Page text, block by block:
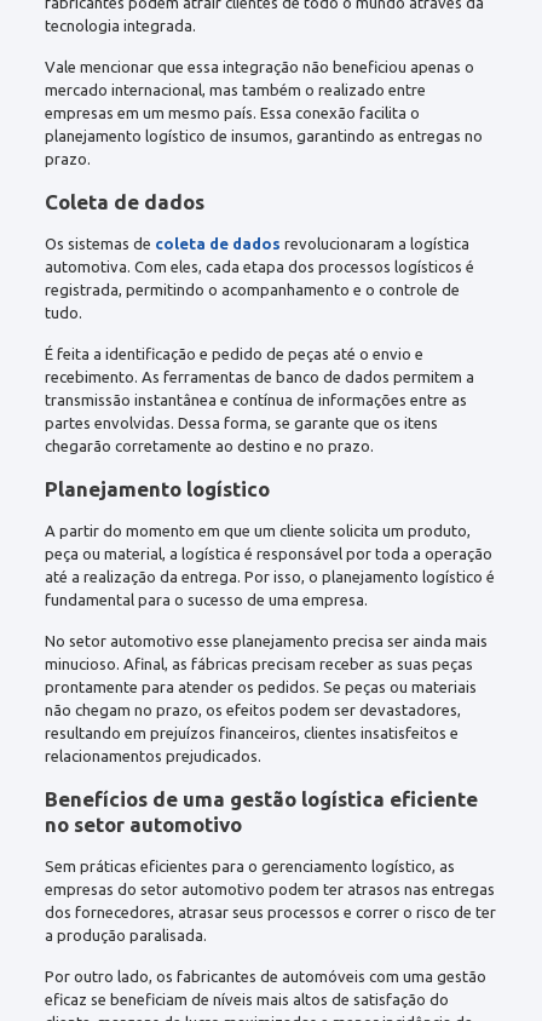
tecnologia integrada.
Vale mencionar que essa integração não beneficiou apenas o
mercado internacional, mas também o realizado entre
empresas em um mesmo país. Essa conexão facilita o
planejamento logístico de insumos, garantindo as entregas no
prazo.
Coleta de dados
Os sistemas de coleta de dados revolucionaram a logística
automotiva. Com eles, cada etapa dos processos logísticos é
registrada, permitindo o acompanhamento e o controle de
tudo.
É feita a identificação e pedido de peças até o envio e
recebimento. As ferramentas de banco de dados permitem a
transmissão instantânea e contínua de informações entre as
partes envolvidas. Dessa forma, se garante que os itens
chegarão corretamente ao destino e no prazo.
Planejamento logístico
A partir do momento em que um cliente solicita um produto,
peça ou material, a logística é responsável por toda a operação
até a realização da entrega. Por isso, o planejamento logístico é
fundamental para o sucesso de uma empresa.
No setor automotivo esse planejamento precisa ser ainda mais
minucioso. Afinal, as fábricas precisam receber as suas peças
prontamente para atender os pedidos. Se peças ou materiais
não chegam no prazo, os efeitos podem ser devastadores,
resultando em prejuízos financeiros, clientes insatisfeitos e
relacionamentos prejudicados.
Benefícios de uma gestão logística eficiente
no setor automotivo
Sem práticas eficientes para o gerenciamento logístico, as
empresas do setor automotivo podem ter atrasos nas entregas
dos fornecedores, atrasar seus processos e correr o risco de ter
a produção paralisada.
Por outro lado, os fabricantes de automóveis com uma gestão
eficaz ​​se beneficiam de níveis mais altos de satisfação do